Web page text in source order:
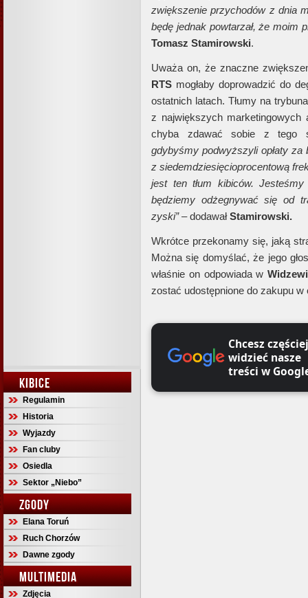
KIBICE
Regulamin
Historia
Wyjazdy
Fan cluby
Osiedla
Sektor „Niebo”
ZGODY
Elana Toruń
Ruch Chorzów
Dawne zgody
MULTIMEDIA
Zdjęcia
zwiększenie przychodów z dnia
będę jednak powtarzał, że moim
Tomasz Stamirowski.
Uważa on, że znaczne
RTS mogłaby doprowadzić do
ostatnich latach. Tłumy na
z największych marketingowych
chyba zdawać sobie z tego
gdybyśmy podwyższyli opłaty
z siedemdziesięcioprocentową
jest ten tłum kibiców.
będziemy odżegnywać się od
zyski”– dodawałStamirowski.
Wkrótce przekonamy się, jaką
Można się domyślać, że jego
właśnie on odpowiada w
zostać udostępnione do zakupu w
Chcesz częściej
widzieć nasze
treści w